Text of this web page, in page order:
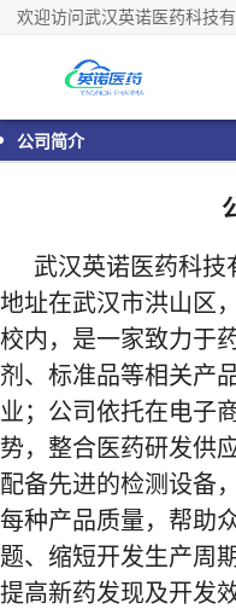
欢迎访问武汉英诺医药科技有
公司简介
武汉英诺医药科技
地址在武汉市洪山区
校内，是一家致力于
剂、标准品等相关产
业；公司依托在电子
势，整合医药研发供
配备先进的检测设备，
每种产品质量，帮助
题、缩短开发生产周
提高新药发现及开发